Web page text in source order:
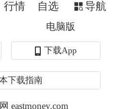
联经营活动产生的
亿元，上年同期
商品收到的现金为
亦有明显增长。基
期的0.26元提升至
行情 自选 导航
电脑版
下载App
下载指南
eastmoney.com